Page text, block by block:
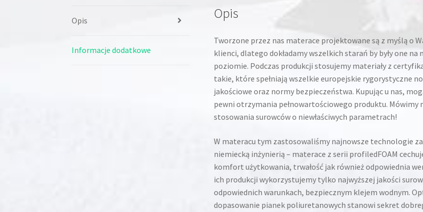
Opis
Informacje dodatkowe
Opis
Tworzone przez nas materace projektowane są z myślą o
klienci, dlatego dokładamy wszelkich starań by były one na
poziomie. Podczas produkcji stosujemy materiały z
takie, które spełniają wszelkie europejskie rygorystyczne
jakościowe oraz normy bezpieczeństwa. Kupując u nas,
pewni otrzymania pełnowartościowego produktu. Mówimy
stosowania surowców o niewłaściwych parametrach!
W materacu tym zastosowaliśmy najnowsze technologie
niemiecką inżynierią – materace z serii profiledFOAM
komfort użytkowania, trwałość jak również odpowiednia
ich produkcji wykorzystujemy tylko najwyższej jakości
odpowiednich warunkach, bezpiecznym klejem wodnym.
dopasowanie pianek poliuretanowych stanowi sekret